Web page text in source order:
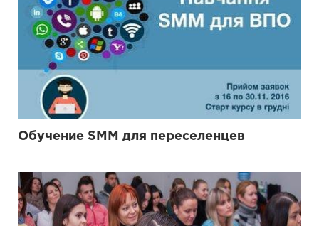
Обучение SMM для переселенцев